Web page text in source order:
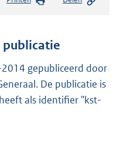
s
n
s
r
o
publicatie
gepubliceerd door
De publicatie is
als identifier "kst-